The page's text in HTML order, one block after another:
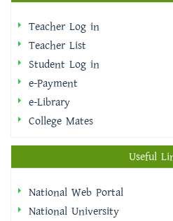
Teacher Log in
Teacher List
Student Log in
e-Payment
e-Library
College Mates
Useful
National Web Portal
National University